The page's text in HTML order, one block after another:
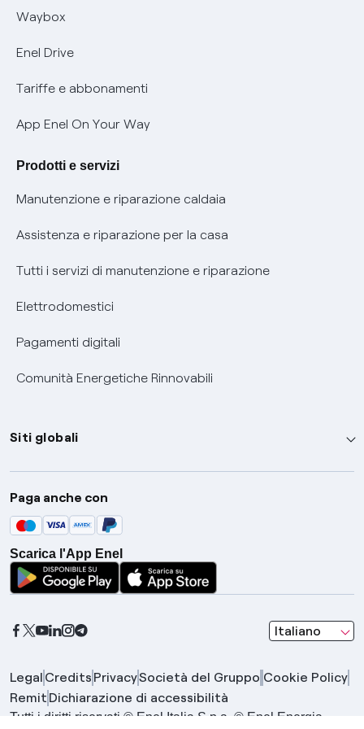
Offerta Tutela Vulnerabilità Gas
Mobilità Elettrica
Phishing e truffe online
Verifica chi ti ha chiamato
Informativa RAEE
Waybox
Enel Drive
Tariffe e abbonamenti
App Enel On Your Way
Prodotti e servizi
Manutenzione e riparazione caldaia
Assistenza e riparazione per la casa
Tutti i servizi di manutenzione e riparazione
Elettrodomestici
Pagamenti digitali
Comunità Energetiche Rinnovabili
Siti globali
Enel Group
Enel Green Power
Global Trading
Global Procurement
Gridspertise
Paga anche con
Scarica l'App Enel
Italiano
seleziona una
Legal Credits PrivacySocietà del Gruppo Cookie Policy
Remit Dichiarazione di accessibilità
Tutti i diritti riservati © Enel Italia S.p.a. © Enel Energia